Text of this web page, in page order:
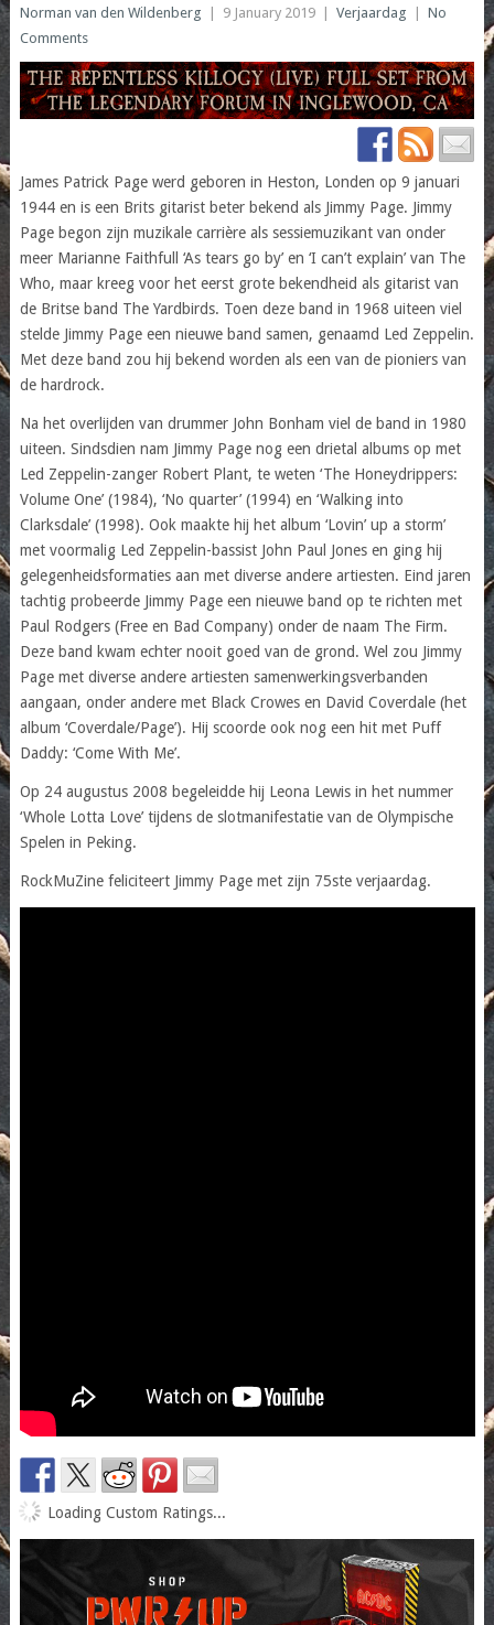
Norman van den Wildenberg 9 January 2019 Verjaardag
No
Comments
James Patrick Page werd geboren in Heston, Londen op 9 januari
1944 en is een Brits gitarist beter bekend als Jimmy Page. Jimmy
Page begon zijn muzikale carrière als sessiemuzikant van onder
meer Marianne Faithfull ‘As tears go by’ en ‘I can’t explain’ van The
Who, maar kreeg voor het eerst grote bekendheid als gitarist van
de Britse band The Yardbirds. Toen deze band in 1968 uiteen viel
stelde Jimmy Page een nieuwe band samen, genaamd Led Zeppelin.
Met deze band zou hij bekend worden als een van de pioniers van
de hardrock.
Na het overlijden van drummer John Bonham viel de band in 1980
uiteen. Sindsdien nam Jimmy Page nog een drietal albums op met
Led Zeppelin-zanger Robert Plant, te weten ‘The Honeydrippers:
Volume One’ (1984), ‘No quarter’ (1994) en ‘Walking into
Clarksdale’ (1998). Ook maakte hij het album ‘Lovin’ up a storm’
met voormalig Led Zeppelin-bassist John Paul Jones en ging hij
gelegenheidsformaties aan met diverse andere artiesten. Eind jaren
tachtig probeerde Jimmy Page een nieuwe band op te richten met
Paul Rodgers (Free en Bad Company) onder de naam The Firm.
Deze band kwam echter nooit goed van de grond. Wel zou Jimmy
Page met diverse andere artiesten samenwerkingsverbanden
aangaan, onder andere met Black Crowes en David Coverdale (het
album ‘Coverdale/Page’). Hij scoorde ook nog een hit met Puff
Daddy: ‘Come With Me’.
Op 24 augustus 2008 begeleidde hij Leona Lewis in het nummer
‘Whole Lotta Love’ tijdens de slotmanifestatie van de Olympische
Spelen in Peking.
RockMuZine feliciteert Jimmy Page met zijn 75ste verjaardag.
Loading Custom Ratings...